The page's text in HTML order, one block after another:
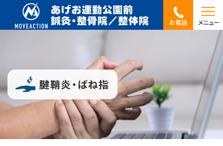
お電話 メニュー
腱鞘炎・ばね指